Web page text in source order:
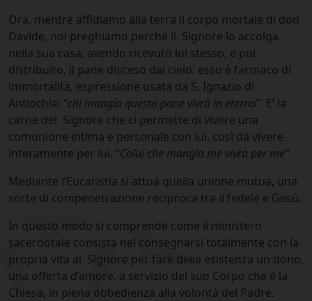
Ora, mentre affidiamo alla terra il corpo mortale di don
Davide, noi preghiamo perché il Signore lo accolga
nella sua casa, avendo ricevuto lui stesso, e poi
distribuito, il pane disceso dal cielo: esso è farmaco di
immortalità, espressione usata da S. Ignazio di
Antiochia: “chi mangia questo pane vivrà in eterno”. E’ la
carne del Signore che ci permette di vivere una
comunione intima e personale con lui, così da vivere
interamente per lui. “Colui che mangia me vivrà per me”.
Mediante l’Eucaristia si attua quella unione mutua, una
sorte di compenetrazione reciproca tra il fedele e Gesù.
In questo modo si comprende come il ministero
sacerdotale consista nel consegnarsi totalmente con la
propria vita al Signore per fare della esistenza un dono,
una offerta d’amore, a servizio del suo Corpo che è la
Chiesa, in piena obbedienza alla volontà del Padre.